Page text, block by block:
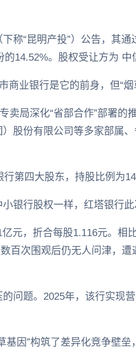
称“昆明产投”）公告，其
14.52%。股权受让方为 中
业银行是它的前身，但“烟
卖局深化“省部合作”部署
股份有限公司等多家部属
第四大股东，持股比例为
银行股权一样，红塔银行此
元，折合每股1.116元。相
百次围观后仍无人问津，
问题。2025年，该行实现
因”构筑了差异化竞争壁